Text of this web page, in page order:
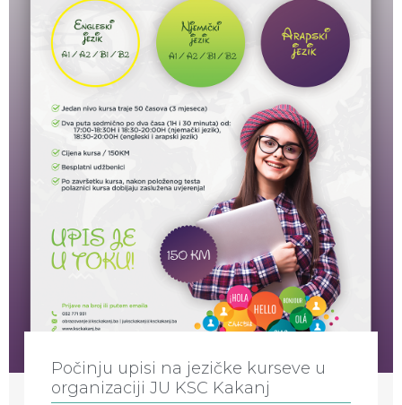
Počinju upisi na jezičke kurseve u
organizaciji JU KSC Kakanj